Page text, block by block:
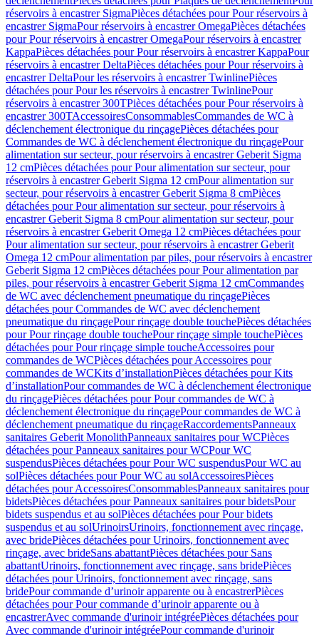
réservoirs à encastrer SigmaPièces détachées pour Pour réservoirs à
encastrer SigmaPour réservoirs à encastrer OmegaPièces détachées
pour Pour réservoirs à encastrer OmegaPour réservoirs à encastrer
KappaPièces détachées pour Pour réservoirs à encastrer KappaPour
réservoirs à encastrer DeltaPièces détachées pour Pour réservoirs à
encastrer DeltaPour les réservoirs à encastrer TwinlinePièces
détachées pour Pour les réservoirs à encastrer TwinlinePour
réservoirs à encastrer 300TPièces détachées pour Pour réservoirs à
encastrer 300TAccessoiresConsommablesCommandes de WC à
déclenchement électronique du rinçagePièces détachées pour
Commandes de WC à déclenchement électronique du rinçagePour
alimentation sur secteur, pour réservoirs à encastrer Geberit Sigma
12 cmPièces détachées pour Pour alimentation sur secteur, pour
réservoirs à encastrer Geberit Sigma 12 cmPour alimentation sur
secteur, pour réservoirs à encastrer Geberit Sigma 8 cmPièces
détachées pour Pour alimentation sur secteur, pour réservoirs à
encastrer Geberit Sigma 8 cmPour alimentation sur secteur, pour
réservoirs à encastrer Geberit Omega 12 cmPièces détachées pour
Pour alimentation sur secteur, pour réservoirs à encastrer Geberit
Omega 12 cmPour alimentation par piles, pour réservoirs à encastrer
Geberit Sigma 12 cmPièces détachées pour Pour alimentation par
piles, pour réservoirs à encastrer Geberit Sigma 12 cmCommandes
de WC avec déclenchement pneumatique du rinçagePièces
détachées pour Commandes de WC avec déclenchement
pneumatique du rinçagePour rinçage double touchePièces détachées
pour Pour rinçage double touchePour rinçage simple touchePièces
détachées pour Pour rinçage simple toucheAccessoires pour
commandes de WCPièces détachées pour Accessoires pour
commandes de WCKits d’installationPièces détachées pour Kits
d’installationPour commandes de WC à déclenchement électronique
du rinçagePièces détachées pour Pour commandes de WC à
déclenchement électronique du rinçagePour commandes de WC à
déclenchement pneumatique du rinçageRaccordementsPanneaux
sanitaires Geberit MonolithPanneaux sanitaires pour WCPièces
détachées pour Panneaux sanitaires pour WCPour WC
suspendusPièces détachées pour Pour WC suspendusPour WC au
solPièces détachées pour Pour WC au solAccessoiresPièces
détachées pour AccessoiresConsommablesPanneaux sanitaires pour
bidetsPièces détachées pour Panneaux sanitaires pour bidetsPour
bidets suspendus et au solPièces détachées pour Pour bidets
suspendus et au solUrinoirsUrinoirs, fonctionnement avec rinçage,
avec bridePièces détachées pour Urinoirs, fonctionnement avec
rinçage, avec brideSans abattantPièces détachées pour Sans
abattantUrinoirs, fonctionnement avec rinçage, sans bridePièces
détachées pour Urinoirs, fonctionnement avec rinçage, sans
bridePour commande d’urinoir apparente ou à encastrerPièces
détachées pour Pour commande d’urinoir apparente ou à
encastrerAvec commande d'urinoir intégréePièces détachées pour
Avec commande d'urinoir intégréePour commande d'urinoir